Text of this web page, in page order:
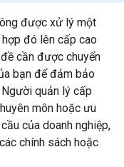
được xử lý một
đó lên cấp cao
cần được chuyển
bạn để đảm bảo
quản lý cấp
môn hoặc ưu
của doanh nghiệp,
chính sách hoặc